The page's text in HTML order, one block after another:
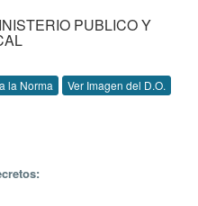
PUBLICO Y
la Norma Ver Imagen del D.O.